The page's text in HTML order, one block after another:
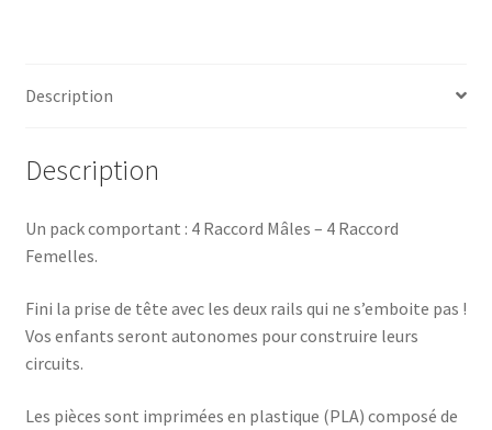
Description
Description
Un pack comportant : 4 Raccord Mâles – 4 Raccord
Femelles.
Fini la prise de tête avec les deux rails qui ne s’emboite pas !
Vos enfants seront autonomes pour construire leurs
circuits.
Les pièces sont imprimées en plastique (PLA) composé de